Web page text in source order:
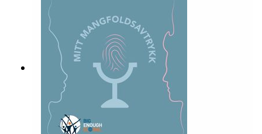
avgjørende for at hun skal trives. Dette føler hun
at det har vært rom for hos alle hennes
arbeidsgivere. Hun brenner også for at alle skal
få tilbud om et enda bredere utvalg av sosiale
aktiviteter på sin arbeidsplass.Hvordan kan
arbeidsgivere tilrettelegge for de ulike
medarbeiderne i organisasjonen sin? Lytt nøye til
ukens episode!